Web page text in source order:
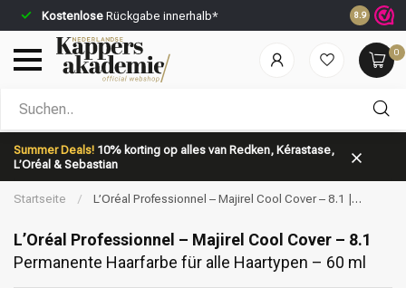
Kostenlose Rückgabe innerhalb* Vor 23:59
8.9
0
Summer Deals! 10% korting op alles van Redken, Kérastase,
L’Oréal & Sebastian
Nach welcher Kategorie suchst du?
Startseite /
L’Oréal Professionnel – Majirel Cool Cover – 8.1 |
L’Oréal Professionnel – Majirel Cool Cover – 8.1
Permanente Haarfarbe für alle Haartypen – 60 ml